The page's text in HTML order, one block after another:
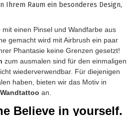
Ihrem Raum ein besonderes Design,
einen Pinsel und Wandfarbe aus
gemacht wird mit Airbrush ein paar
Phantasie keine Grenzen gesetzt!
zum ausmalen sind für den einmaligen
wiederverwendbar. Für diejenigen
haben, bieten wir das Motiv in
Wandtattoo an.
Believe in yourself.